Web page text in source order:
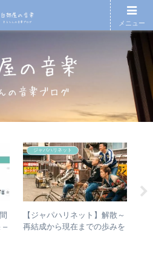
–
ジャパハリネット
【ジャパハリネット】解散～
再結成から現在までの歩みを
メニュー